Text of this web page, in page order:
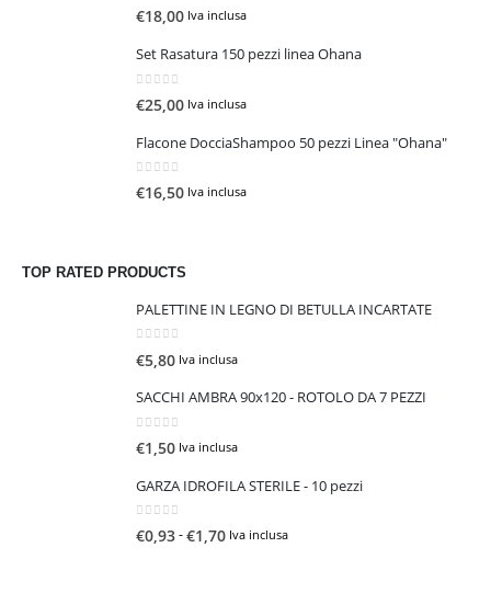
0Su 5
€18,00 Iva inclusa
Set Rasatura 150 pezzi linea Ohana
€25,00 Iva inclusa
Flacone DocciaShampoo 50 pezzi Linea "Ohana"
0Su 5
€16,50 Iva inclusa
TOP RATED PRODUCTS
PALETTINE IN LEGNO DI BETULLA INCARTATE
€5,80 Iva inclusa
SACCHI AMBRA 90x120 - ROTOLO DA 7 PEZZI
€1,50 Iva inclusa
GARZA IDROFILA STERILE - 10 pezzi
0Su 5
€0,93-€1,70FIva inclusa